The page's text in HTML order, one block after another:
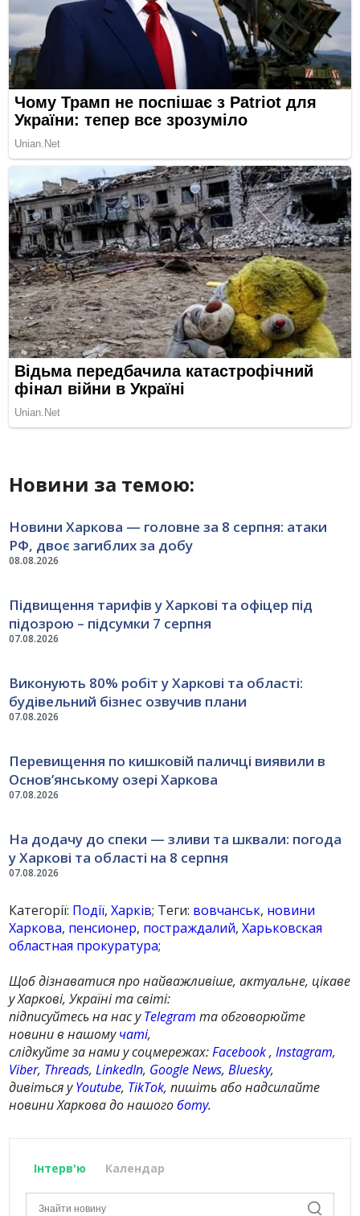
Новини за темою:
08.08.2026
Новини Харкова — головне за 8 серпня: атаки
РФ, двоє загиблих за добу
07.08.2026
Підвищення тарифів у Харкові та офіцер під
підозрою – підсумки 7 серпня
07.08.2026
Виконують 80% робіт у Харкові та області:
будівельний бізнес озвучив плани
07.08.2026
Перевищення по кишковій паличці виявили в
Основ’янському озері Харкова
07.08.2026
На додачу до спеки — зливи та шквали: погода
у Харкові та області на 8 серпня
Категорії: Події,Харків; Теги: вовчанськ, новини
Харкова, пенсионер, постраждалий,Харьковская
областная прокуратура;
Щоб дізнаватися про найважливіше, актуальне, цікаве
у Харкові, Україні та світі:
підписуйтесь на нас уTelegram та обговорюйте
новини в нашомучаті,
слідкуйте за нами у соцмережах:Facebook,Instagram,
Viber, Threads,LinkedIn, Google News,Bluesky,
дивіться уYoutube, TikTok, пишіть або надсилайте
новини Харкова до нашогоботу.
Інтерв'ю Календар